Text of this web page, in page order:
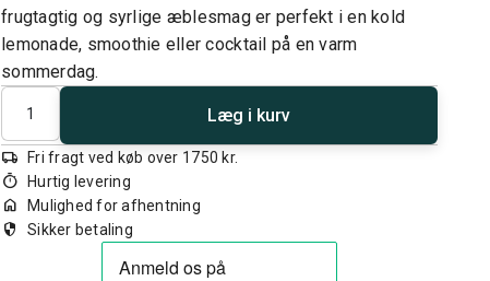
frugtagtig og syrlige æblesmag er perfekt i en kold
lemonade, smoothie eller cocktail på en varm
sommerdag.
Antal
Læg i kurv
local_shipping Fri fragt ved køb over 1750 kr.
timer Hurtig levering
home Mulighed for afhentning
security Sikker betaling